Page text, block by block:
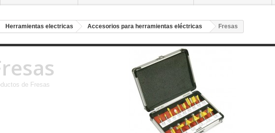
Herramientas electricas Accesorios para herramientas eléctricas Fresas
de Fresas